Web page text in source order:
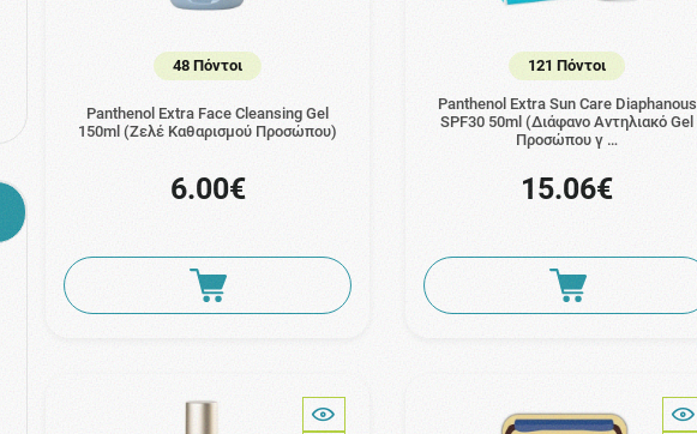
48 Πόντοι
Panthenol Extra Face Cleansing Gel
150ml (Ζελέ Καθαρισμού Προσώπου)
6.00€
121 Πόντοι
Panthenol Extra Sun Care Diaphanous
SPF30 50ml (Διάφανο Αντηλιακό Gel
Προσώπου γ …
15.06€